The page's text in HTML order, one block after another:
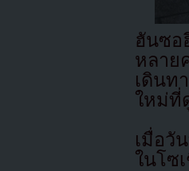
ฮันซอ
หลาย
เดินท
ใหม่ที่
เมื่อวั
ในโซ